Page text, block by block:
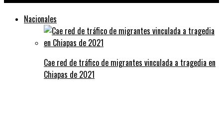
Nacionales
Cae red de tráfico de migrantes vinculada a tragedia en
Chiapas de 2021